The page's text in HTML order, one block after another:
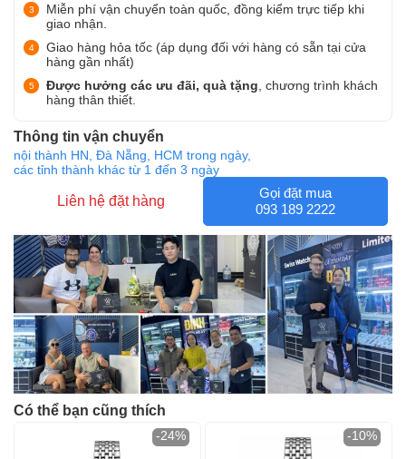
Miễn phí vận chuyển toàn quốc, đồng kiểm trực tiếp khi
giao nhận.
Giao hàng hỏa tốc (áp dụng đối với hàng có sẵn tại cửa
hàng gần nhất)
Được hưởng các ưu đãi, quà tặng , chương trình khách
hàng thân thiết.
Thông tin vận chuyển
nội thành HN, Đà Nẵng, HCM trong ngày,
các tỉnh thành khác từ 1 đến 3 ngày
Liên hệ đặt hàng
Gọi đặt mua
093 189 2222
Có thể bạn cũng thích
-24% -10%